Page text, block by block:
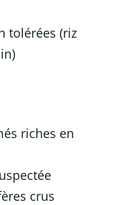
tolérées (riz
riches en
crus